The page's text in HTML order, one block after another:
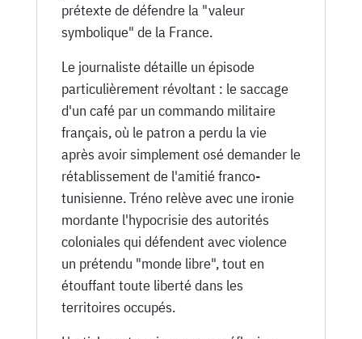
prétexte de défendre la "valeur
symbolique" de la France.
Le journaliste détaille un épisode
particulièrement révoltant : le saccage
d'un café par un commando militaire
français, où le patron a perdu la vie
après avoir simplement osé demander le
rétablissement de l'amitié franco-
tunisienne. Tréno relève avec une ironie
mordante l'hypocrisie des autorités
coloniales qui défendent avec violence
un prétendu "monde libre", tout en
étouffant toute liberté dans les
territoires occupés.